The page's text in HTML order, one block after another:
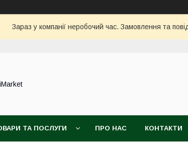
Зараз у компанії неробочий час. Замовлення та
ТА ПОСЛУГИ ПРО НАС КОНТАКТИ